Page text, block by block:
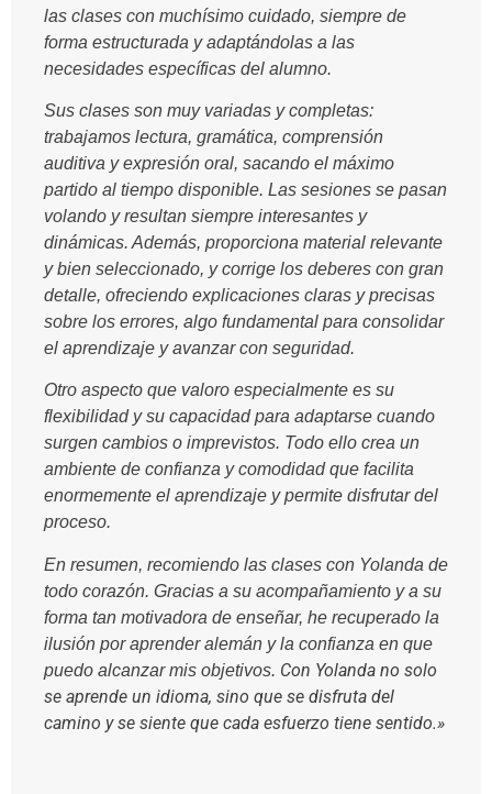
las clases con muchísimo cuidado, siempre de
forma estructurada y adaptándolas a las
necesidades específicas del alumno.
Sus clases son muy variadas y completas:
trabajamos lectura, gramática, comprensión
auditiva y expresión oral, sacando el máximo
partido al tiempo disponible. Las sesiones se pasan
volando y resultan siempre interesantes y
dinámicas. Además, proporciona material relevante
y bien seleccionado, y corrige los deberes con gran
detalle, ofreciendo explicaciones claras y precisas
sobre los errores, algo fundamental para consolidar
el aprendizaje y avanzar con seguridad.
Otro aspecto que valoro especialmente es su
flexibilidad y su capacidad para adaptarse cuando
surgen cambios o imprevistos. Todo ello crea un
ambiente de confianza y comodidad que facilita
enormemente el aprendizaje y permite disfrutar del
proceso.
En resumen, recomiendo las clases con Yolanda de
todo corazón. Gracias a su acompañamiento y a su
forma tan motivadora de enseñar, he recuperado la
ilusión por aprender alemán y la confianza en que
puedo alcanzar mis objetivos. Con Yolanda no solo
se aprende un idioma, sino que se disfruta del
camino y se siente que cada esfuerzo tiene sentido.»